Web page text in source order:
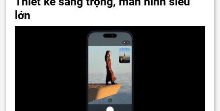
lớn